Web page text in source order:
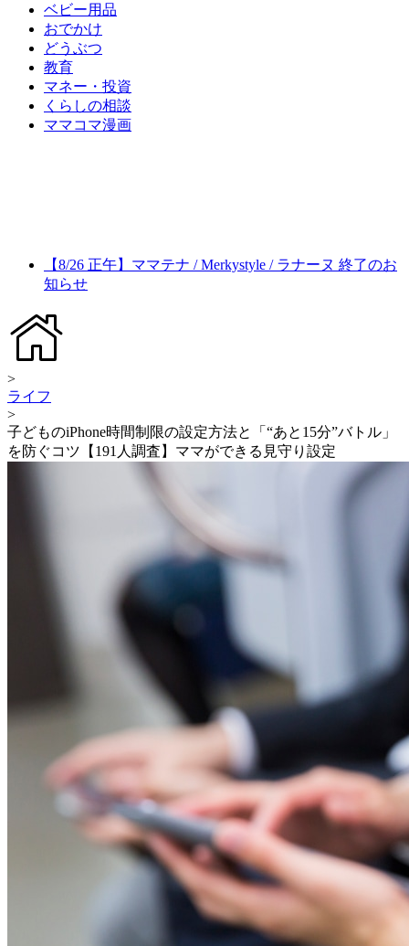
ベビー用品
おでかけ
どうぶつ
教育
マネー・投資
くらしの相談
ママコマ漫画
【8/26 正午】ママテナ / Merkystyle / ラナーヌ 終了のお
知らせ
>
ライフ
>
子どものiPhone時間制限の設定方法と「“あと15分”バトル」
を防ぐコツ【191人調査】ママができる見守り設定